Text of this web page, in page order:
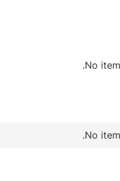
No
No